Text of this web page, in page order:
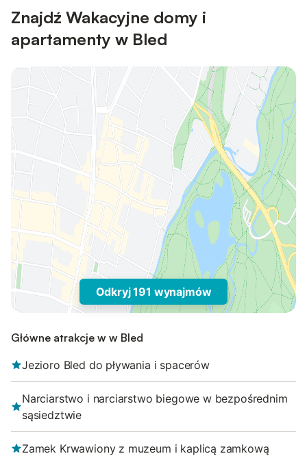
Znajdź Wakacyjne domy i
apartamenty w Bled
Odkryj 191 wynajmów
Główne atrakcje w w Bled
Jezioro Bled do pływania i spacerów
Narciarstwo i narciarstwo biegowe w bezpośrednim
sąsiedztwie
Zamek Krwawiony z muzeum i kaplicą zamkową